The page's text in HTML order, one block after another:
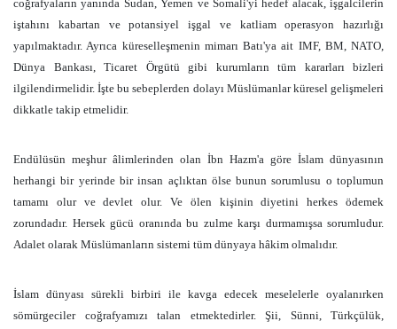
coğrafyaların yanında Sudan, Yemen ve Somali'yi hedef alacak, işgalcilerin
iştahını kabartan ve potansiyel işgal ve katliam operasyon hazırlığı
yapılmaktadır. Ayrıca küreselleşmenin mimarı Batı'ya ait IMF, BM, NATO,
Dünya Bankası, Ticaret Örgütü gibi kurumların tüm kararları bizleri
ilgilendirmelidir. İşte bu sebeplerden dolayı Müslümanlar küresel gelişmeleri
dikkatle takip etmelidir.
Endülüsün meşhur âlimlerinden olan İbn Hazm'a göre İslam dünyasının
herhangi bir yerinde bir insan açlıktan ölse bunun sorumlusu o toplumun
tamamı olur ve devlet olur. Ve ölen kişinin diyetini herkes ödemek
zorundadır. Hersek gücü oranında bu zulme karşı durmamışsa sorumludur.
Adalet olarak Müslümanların sistemi tüm dünyaya hâkim olmalıdır.
İslam dünyası sürekli birbiri ile kavga edecek meselelerle oyalanırken
sömürgeciler coğrafyamızı talan etmektedirler. Şii, Sünni, Türkçülük,